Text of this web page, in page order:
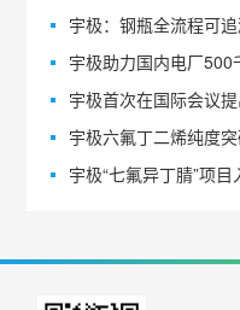
宇极：钢瓶全流程可
宇极助力国内电厂
宇极首次在国际会议
宇极六氟丁二烯纯度突
宇极“七氟异丁腈”项